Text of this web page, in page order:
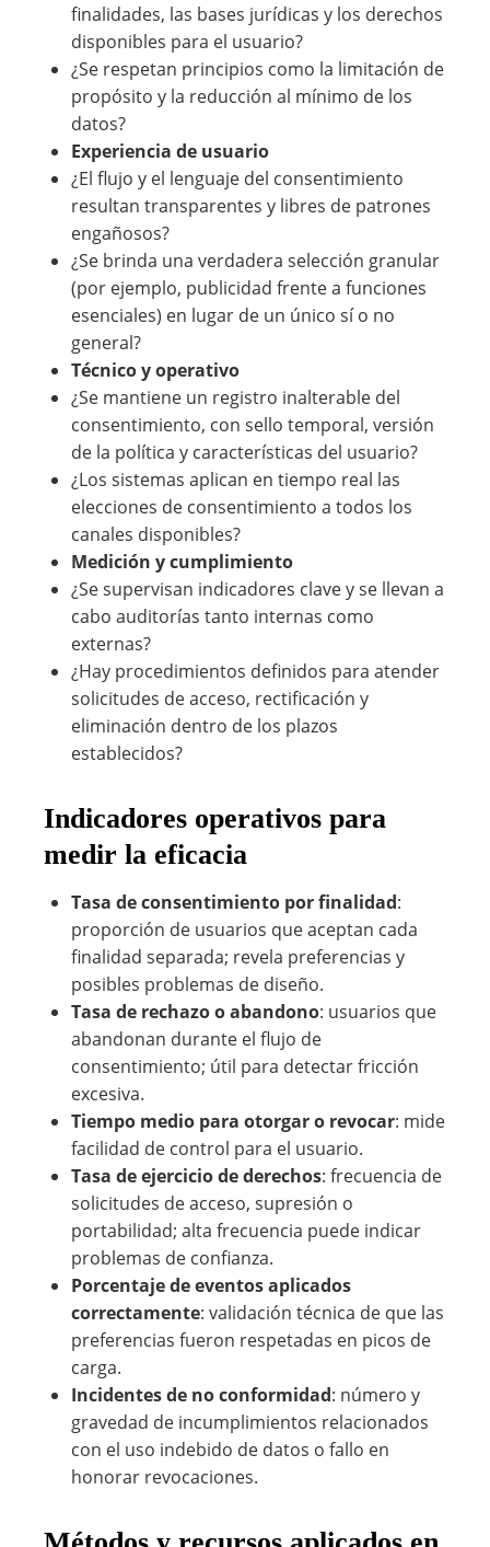
finalidades, las bases jurídicas y los derechos
disponibles para el usuario?
¿Se respetan principios como la limitación de
propósito y la reducción al mínimo de los
datos?
Experiencia de usuario
¿El flujo y el lenguaje del consentimiento
resultan transparentes y libres de patrones
engañosos?
¿Se brinda una verdadera selección granular
(por ejemplo, publicidad frente a funciones
esenciales) en lugar de un único sí o no
general?
Técnico y operativo
¿Se mantiene un registro inalterable del
consentimiento, con sello temporal, versión
de la política y características del usuario?
¿Los sistemas aplican en tiempo real las
elecciones de consentimiento a todos los
canales disponibles?
Medición y cumplimiento
¿Se supervisan indicadores clave y se llevan a
cabo auditorías tanto internas como
externas?
¿Hay procedimientos definidos para atender
solicitudes de acceso, rectificación y
eliminación dentro de los plazos
establecidos?
Indicadores operativos para
medir la eficacia
Tasa de consentimiento por finalidad:
proporción de usuarios que aceptan cada
finalidad separada; revela preferencias y
posibles problemas de diseño.
Tasa de rechazo o abandono: usuarios que
abandonan durante el flujo de
consentimiento; útil para detectar fricción
excesiva.
Tiempo medio para otorgar o revocar: mide
facilidad de control para el usuario.
Tasa de ejercicio de derechos: frecuencia de
solicitudes de acceso, supresión o
portabilidad; alta frecuencia puede indicar
problemas de confianza.
Porcentaje de eventos aplicados
correctamente: validación técnica de que las
preferencias fueron respetadas en picos de
carga.
Incidentes de no conformidad: número y
gravedad de incumplimientos relacionados
con el uso indebido de datos o fallo en
honorar revocaciones.